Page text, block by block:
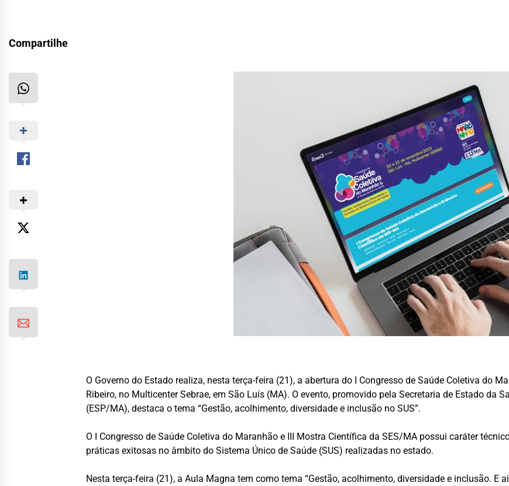
Compartilhe
O Governo do Estado realiza, nesta terça-feira (21), a abertura do I Congresso de Saúde Coletiva do
Ribeiro, no Multicenter Sebrae, em São Luís (MA). O evento, promovido pela Secretaria de Estado da
(ESP/MA), destaca o tema “Gestão, acolhimento, diversidade e inclusão no SUS”.
O I Congresso de Saúde Coletiva do Maranhão e III Mostra Científica da SES/MA possui caráter
práticas exitosas no âmbito do Sistema Único de Saúde (SUS) realizadas no estado.
Nesta terça-feira (21), a Aula Magna tem como tema “Gestão, acolhimento, diversidade e inclusão. E